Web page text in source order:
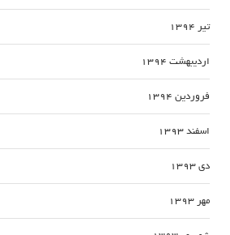
تیر 1394
اردیبهشت 1394
فروردین 1394
اسفند 1393
دی 1393
مهر 1393